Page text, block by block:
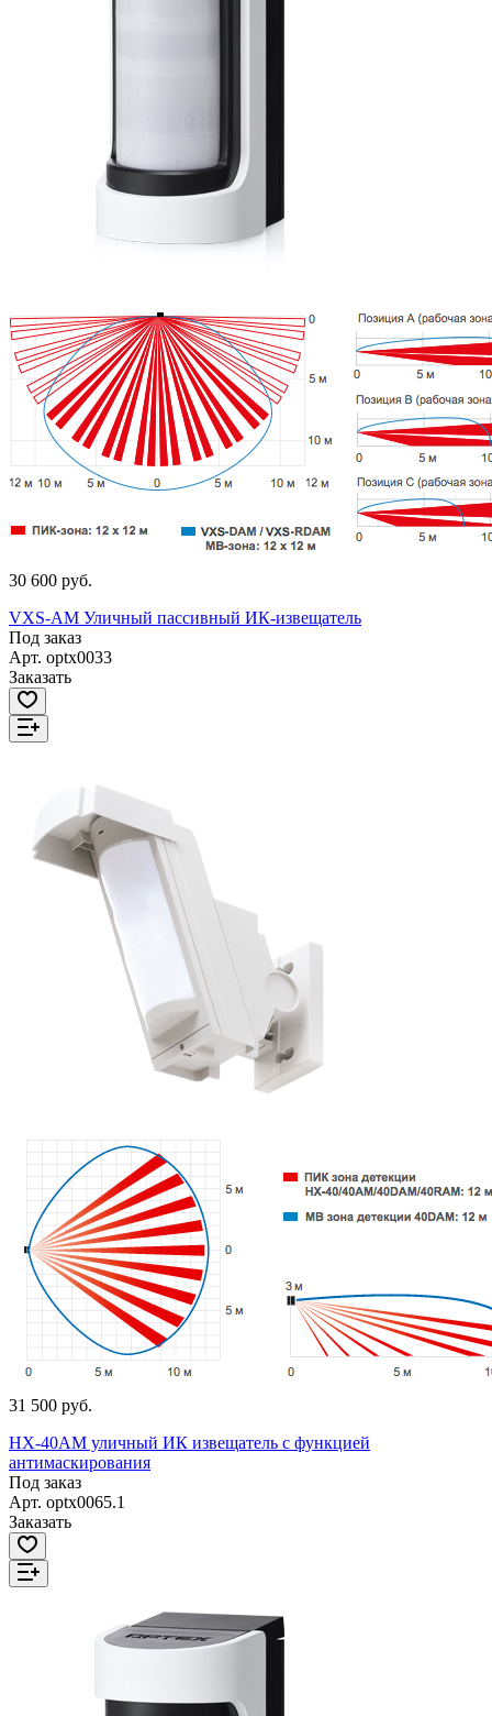
30 600 руб.
VXS-AM Уличный пассивный ИК-извещатель
Под заказ
Арт. optx0033
Заказать
31 500 руб.
HX-40AM уличный ИК извещатель с функцией
антимаскирования
Под заказ
Арт. optx0065.1
Заказать